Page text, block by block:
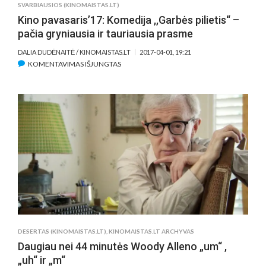
SVARBIAUSIOS (KINOMAISTAS.LT)
Kino pavasaris’17: Komedija ,,Garbės pilietis“ –
pačia gryniausia ir tauriausia prasme
DALIA DUDĖNAITĖ / KINOMAISTAS.LT 2017-04-01, 19:21
KOMENTAVIMAS IŠJUNGTASĮRAŠE
KOMEDIJA
,,GARBĖS
PILIETIS“
PAČIA
GRYNIAUSIA
TAURIAUSIA
PRASME
DESERTAS (KINOMAISTAS.LT) KINOMAISTAS.LT ARCHYVAS
Daugiau nei 44 minutės Woody Alleno „um“ ,
„uh“ ir „m“